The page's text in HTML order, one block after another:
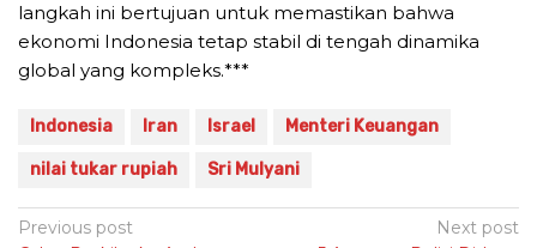
langkah ini bertujuan untuk memastikan bahwa
ekonomi Indonesia tetap stabil di tengah dinamika
global yang kompleks.***
Indonesia Iran Israel Menteri Keuangan
nilai tukar rupiah Sri Mulyani
Post
Previous post
Next post